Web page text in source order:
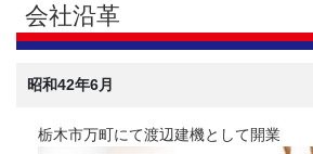
会社沿革
昭和42年6月
栃木市万町にて渡辺建機として開業